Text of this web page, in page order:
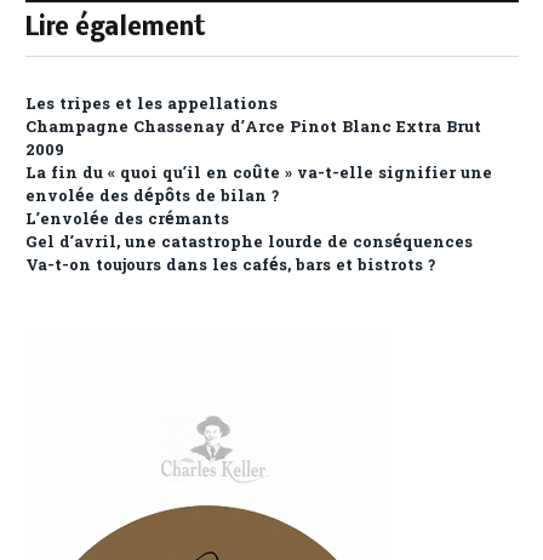
Lire également
Les tripes et les appellations
Champagne Chassenay d’Arce Pinot Blanc Extra Brut
2009
La fin du « quoi qu’il en coûte » va-t-elle signifier une
envolée des dépôts de bilan ?
L’envolée des crémants
Gel d’avril, une catastrophe lourde de conséquences
Va-t-on toujours dans les cafés, bars et bistrots ?